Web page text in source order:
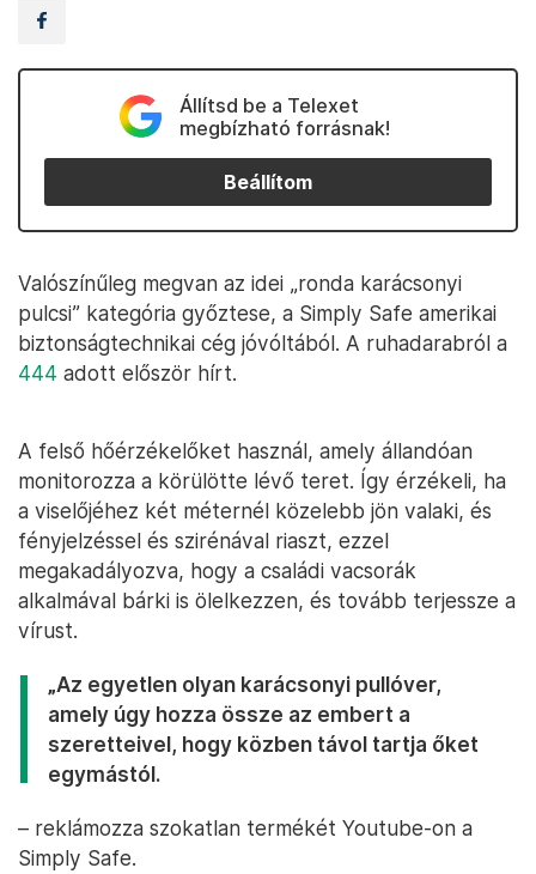
Állítsd be a Telexet
megbízható forrásnak!
Beállítom
Valószínűleg megvan az idei „ronda karácsonyi
pulcsi” kategória győztese, a Simply Safe amerikai
biztonságtechnikai cég jóvóltából. A ruhadarabról a
444 adott először hírt.
A felső hőérzékelőket használ, amely állandóan
monitorozza a körülötte lévő teret. Így érzékeli, ha
a viselőjéhez két méternél közelebb jön valaki, és
fényjelzéssel és szirénával riaszt, ezzel
megakadályozva, hogy a családi vacsorák
alkalmával bárki is ölelkezzen, és tovább terjessze a
vírust.
„Az egyetlen olyan karácsonyi pullóver,
amely úgy hozza össze az embert a
szeretteivel, hogy közben távol tartja őket
egymástól.
– reklámozza szokatlan termékét Youtube-on a
Simply Safe.